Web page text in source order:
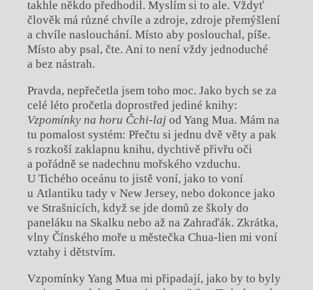
takhle někdo předhodil. Myslím si to ale. Vždyť
člověk má různé chvíle a zdroje, zdroje přemýšlení
a chvíle naslouchání. Místo aby poslouchal, píše.
Místo aby psal, čte. Ani to není vždy jednoduché
a bez nástrah.
Pravda, nepřečetla jsem toho moc. Jako bych se za
celé léto pročetla doprostřed jediné knihy:
Vzpomínky na horu Čchi-lajod Yang Mua. Mám na
tu pomalost systém: Přečtu si jednu dvě věty a pak
s rozkoší zaklapnu knihu, dychtivě přivřu oči
a pořádně se nadechnu mořského vzduchu.
U Tichého oceánu to jistě voní, jako to voní
u Atlantiku tady v New Jersey, nebo dokonce jako
ve Strašnicích, když se jde domů ze školy do
paneláku na Skalku nebo až na Zahraďák. Zkrátka,
vlny Čínského moře u městečka Chua-lien mi voní
vztahy i dětstvím.
Vzpomínky Yang Mua mi připadají, jako by to byly